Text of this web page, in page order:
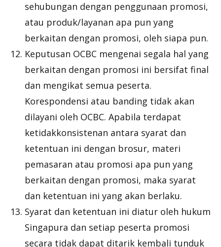
sehubungan dengan penggunaan promosi,
atau produk/layanan apa pun yang
berkaitan dengan promosi, oleh siapa pun.
Keputusan OCBC mengenai segala hal yang
berkaitan dengan promosi ini bersifat final
dan mengikat semua peserta.
Korespondensi atau banding tidak akan
dilayani oleh OCBC. Apabila terdapat
ketidakkonsistenan antara syarat dan
ketentuan ini dengan brosur, materi
pemasaran atau promosi apa pun yang
berkaitan dengan promosi, maka syarat
dan ketentuan ini yang akan berlaku.
Syarat dan ketentuan ini diatur oleh hukum
Singapura dan setiap peserta promosi
secara tidak dapat ditarik kembali tunduk